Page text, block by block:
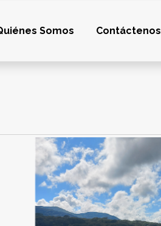
Somos Contáctenos